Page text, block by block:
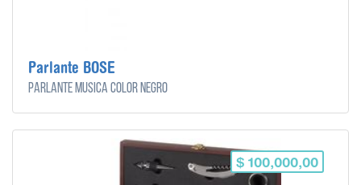
Parlante BOSE
Parlante música color negro
$ 100,000,00